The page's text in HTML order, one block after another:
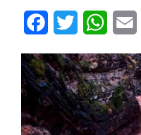
Facebook
Twitter